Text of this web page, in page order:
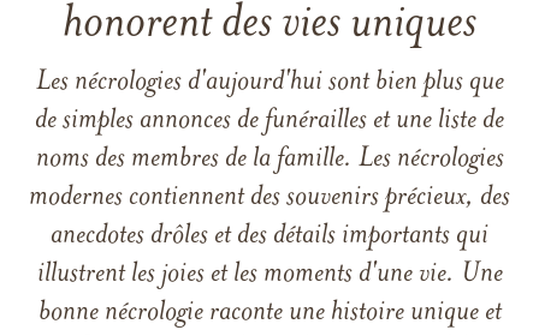
honorent des vies uniques
Les nécrologies d'aujourd'hui sont bien plus que
de simples annonces de funérailles et une liste de
noms des membres de la famille. Les nécrologies
modernes contiennent des souvenirs précieux, des
anecdotes drôles et des détails importants qui
illustrent les joies et les moments d'une vie. Une
bonne nécrologie raconte une histoire unique et